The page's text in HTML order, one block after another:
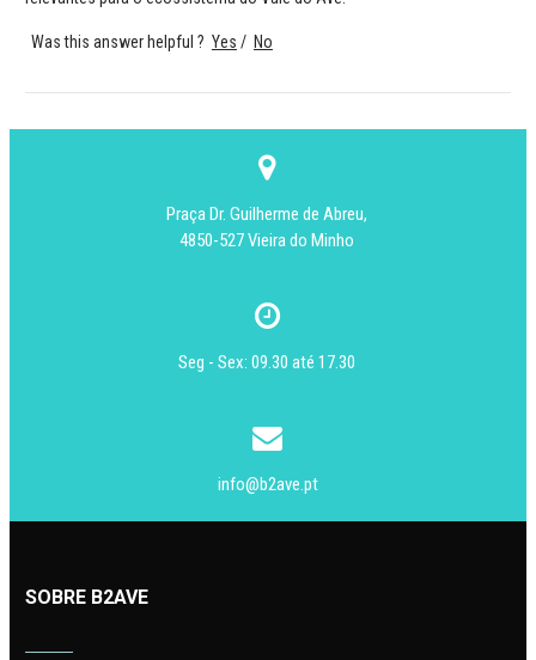
Was this answer helpful ? Yes / No
Praça Dr. Guilherme de Abreu,
4850-527 Vieira do Minho
Seg - Sex: 09.30 até 17.30
info@b2ave.pt
SOBRE B2AVE